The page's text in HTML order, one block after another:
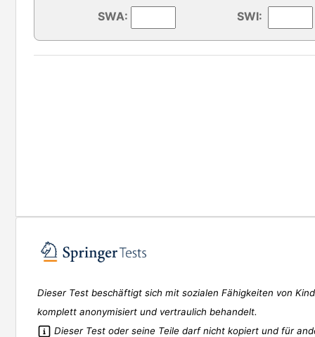
SWA: SWI:
Dieser Test beschäftigt sich mit sozialen Fähigkeiten von
komplett anonymisiert und vertraulich behandelt.
Dieser Test oder seine Teile darf nicht kopiert und für